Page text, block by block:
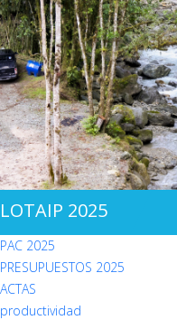
LOTAIP 2025
PAC 2025
PRESUPUESTOS 2025
ACTAS
productividad